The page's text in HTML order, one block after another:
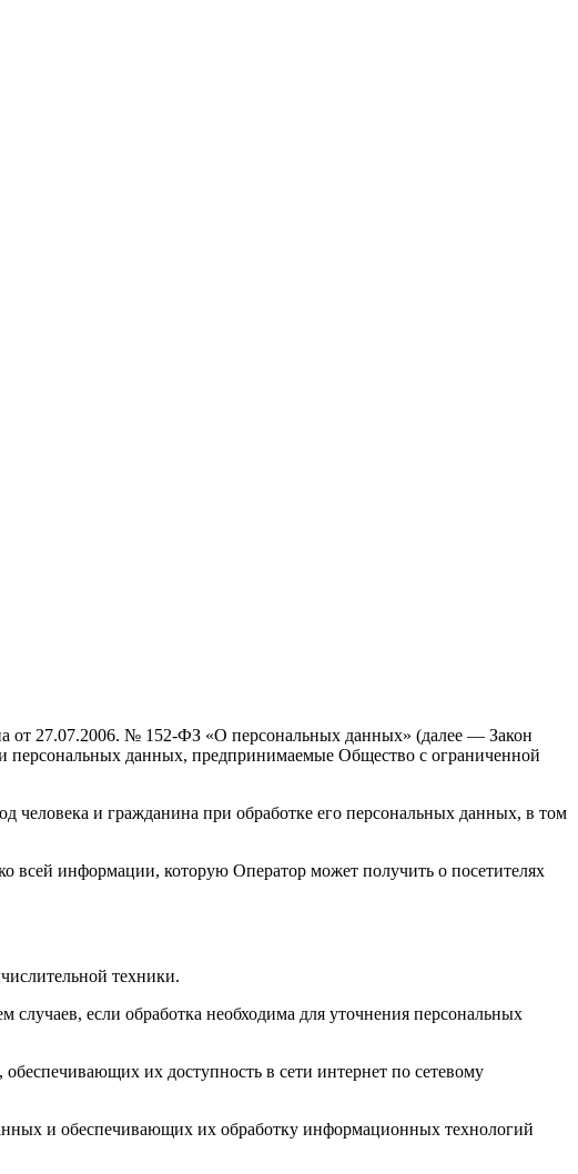
от 27.07.2006. № 152-ФЗ «О персональных данных» (далее — Закон
персональных данных, предпринимаемые Общество с ограниченной
человека и гражданина при обработке его персональных данных, в том
всей информации, которую Оператор может получить о посетителях
техники.
если обработка необходима для уточнения персональных
их доступность в сети интернет по сетевому
и обеспечивающих их обработку информационных технологий